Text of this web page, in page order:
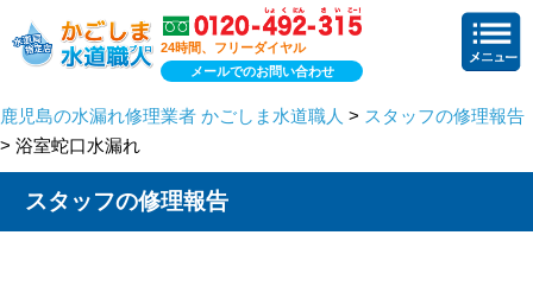
24時間、フリーダイヤル
メールでのお問い合わせ
鹿児島の水漏れ修理業者 かごしま水道職人 > スタッフの修理報告
> 浴室蛇口水漏れ
スタッフの修理報告